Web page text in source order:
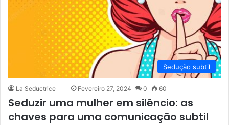
Sedução subtil
La Seductrice Fevereiro 27, 2024 0 60
Seduzir uma mulher em silêncio: as
chaves para uma comunicação subtil